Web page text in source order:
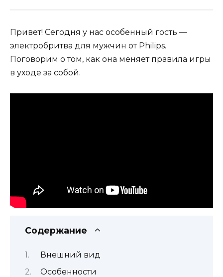
Привет! Сегодня у нас особенный гость —
электробритва для мужчин от Philips.
Поговорим о том, как она меняет правила игры
в уходе за собой.
Содержание
Внешний вид
Особенности